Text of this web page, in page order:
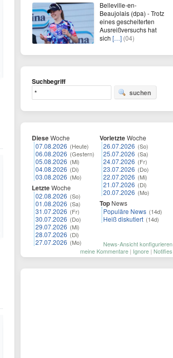
Belleville-en-
Beaujolais (dpa) - Trotz
eines gescheiterten
Ausreißversuchs hat
sich […] (04)
Suchbegriff
suchen
DieseWoche
07.08.2026 (Heute)
06.08.2026 (Gestern)
05.08.2026 (Mi)
04.08.2026 (Di)
03.08.2026 (Mo)
LetzteWoche
02.08.2026 (So)
01.08.2026 (Sa)
31.07.2026 (Fr)
30.07.2026 (Do)
29.07.2026 (Mi)
28.07.2026 (Di)
27.07.2026 (Mo)
VorletzteWoche
26.07.2026 (So)
25.07.2026 (Sa)
24.07.2026 (Fr)
23.07.2026 (Do)
22.07.2026 (Mi)
21.07.2026 (Di)
20.07.2026 (Mo)
Top News
Populäre News (14d)
Heiß diskutiert (14d)
News-Ansicht konfigurieren
meine Kommentare | Ignore | Notifies